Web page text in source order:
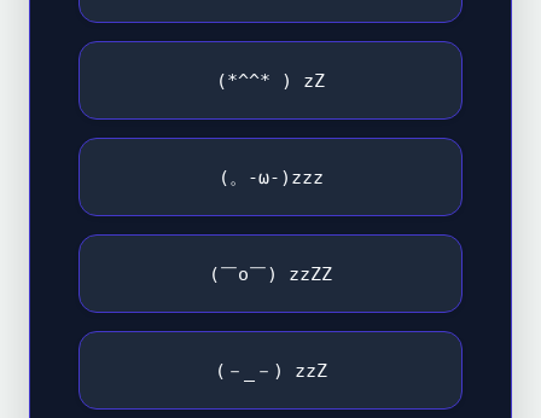
(*^^* ) zZ
(。-ω-)zzz
(￣o￣) zzZZ
(－_－) zzZ